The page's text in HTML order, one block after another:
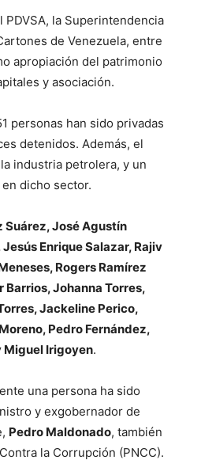
la Superintendencia
de Venezuela, entre
apropiación del patrimonio
y asociación.
personas han sido privadas
detenidos. Además, el
industria petrolera, y un
dicho sector.
Suárez, José Agustín
Enrique Salazar, Rajiv
Rogers Ramírez
Barrios, Johanna Torres,
Jackeline Perico,
Pedro Fernández,
Miguel Irigoyen.
una persona ha sido
y exgobernador de
Pedro Maldonado, también
la Corrupción (PNCC).